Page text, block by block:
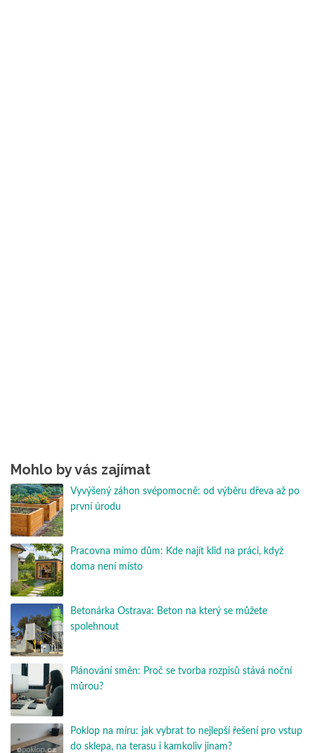
Mohlo by vás zajímat
Vyvýšený záhon svépomocně: od výběru dřeva až po
první úrodu
Pracovna mimo dům: Kde najít klid na práci, když
doma není místo
Betonárka Ostrava: Beton na který se můžete
spolehnout
Plánování směn: Proč se tvorba rozpisů stává noční
můrou?
Poklop na míru: jak vybrat to nejlepší řešení pro vstup
do sklepa, na terasu i kamkoliv jinam?